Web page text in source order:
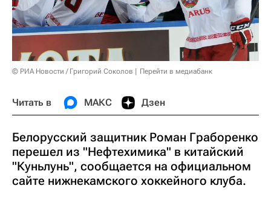
© РИА Новости / Григорий Соколов Перейти в медиабанк
Читать в МАКС Дзен
Белорусский защитник Роман Граборенко
перешел из "Нефтехимика" в китайский
"Куньлунь", сообщается на официальном
сайте нижнекамского хоккейного клуба.